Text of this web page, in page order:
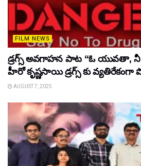
FILM NEWS
డ్రగ్స్ అవగాహన పాట “ఓ యువతా, నీ
హీరో కృష్ణసాయి డ్రగ్స్ కు
AUGUST 7, 2025